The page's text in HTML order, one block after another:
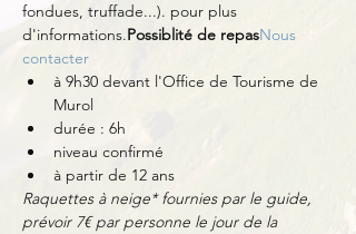
fondues, truffade...). pour plus
d'informations.Possiblité de repasNous
contacter
à 9h30 devant l'Office de Tourisme de
Murol
durée : 6h
niveau confirmé
à partir de 12 ans
Raquettes à neige* fournies par le guide,
prévoir 7€ par personne le jour de la